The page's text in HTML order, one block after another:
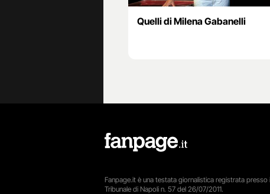
Quelli di Milena Gabanelli
Fanpage.it è una testata giornalistica registrata presso
Tribunale di Napoli n. 57 del 26/07/2011.